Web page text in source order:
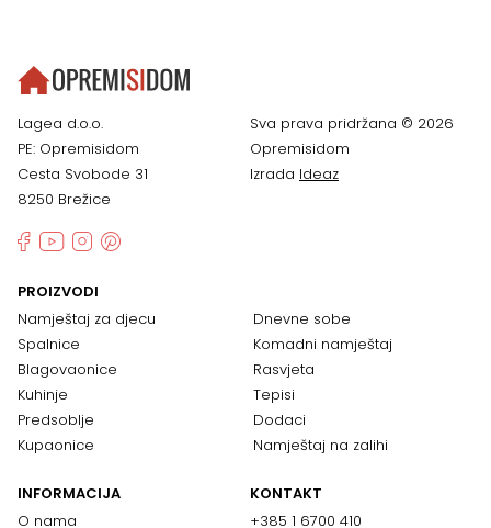
Lagea d.o.o.
PE: Opremisidom
Cesta Svobode 31
8250 Brežice
Sva prava pridržana © 2026
Opremisidom
Izrada Ideaz
PROIZVODI
Namještaj za djecu
Spalnice
Blagovaonice
Kuhinje
Predsoblje
Kupaonice
Dnevne sobe
Komadni namještaj
Rasvjeta
Tepisi
Dodaci
Namještaj na zalihi
INFORMACIJA
O nama
KONTAKT
+385 1 6700 410